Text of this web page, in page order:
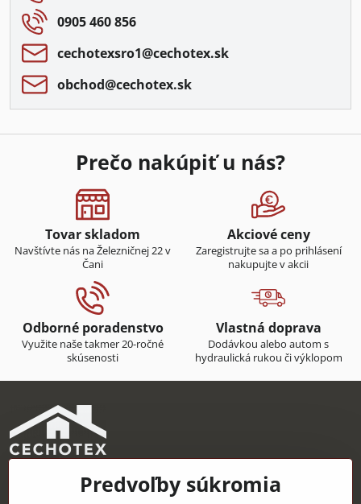
0905 460 856
cechotexsro1​@cechotex​.sk
obchod​@cechotex​.sk
Prečo nakúpiť u nás?
Tovar skladom
Navštívte nás na Železničnej 22 v
Čani
Akciové ceny
Zaregistrujte sa a po prihlásení
nakupujte v akcii
Odborné poradenstvo
Využite naše takmer 20-ročné
skúsenosti
Vlastná doprava
Dodávkou alebo autom s
hydraulická rukou či výklopom
CECHOTEX s.r.o.Predvoľby súkromia